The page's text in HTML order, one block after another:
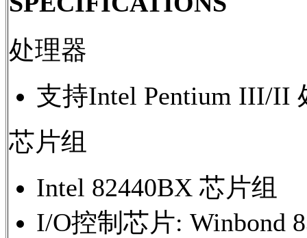
处理器
支持Intel Pentium III/II
芯片组
Intel 82440BX 芯片组
I/O控制芯片: Winbond